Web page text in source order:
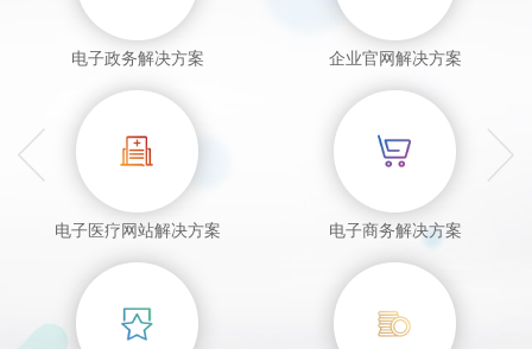
电子政务解决方案 企业官网解决方案
电子医疗网站解决方案 电子商务解决方案